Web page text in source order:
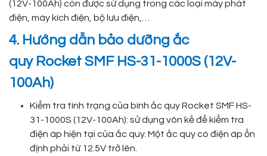
(12V-100Ah) còn được sử dụng trong các loại máy phát
điện, máy kích điện, bộ lưu điện,…
4. Hướng dẫn bảo dưỡng ắc
quy Rocket SMF HS-31-1000S (12V-
100Ah)
Kiểm tra tình trạng của bình ắc quy Rocket SMF HS-
31-1000S (12V-100Ah): sử dụng vôn kế để kiểm tra
điện áp hiện tại của ắc quy. Một ắc quy có điện áp ổn
định phải từ 12.5V trở lên.